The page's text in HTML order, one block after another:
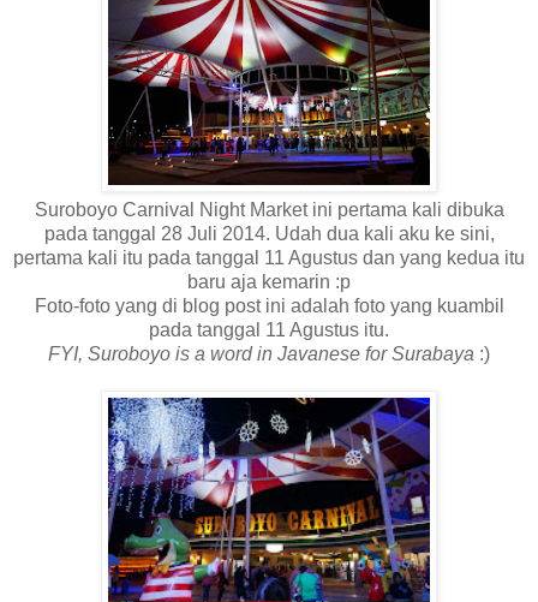
Suroboyo Carnival Night Market ini pertama kali dibuka
pada tanggal 28 Juli 2014. Udah dua kali aku ke sini,
pertama kali itu pada tanggal 11 Agustus dan yang kedua itu
baru aja kemarin :p
Foto-foto yang di blog post ini adalah foto yang kuambil
pada tanggal 11 Agustus itu.
FYI, Suroboyo is a word in Javanese for Surabaya :)